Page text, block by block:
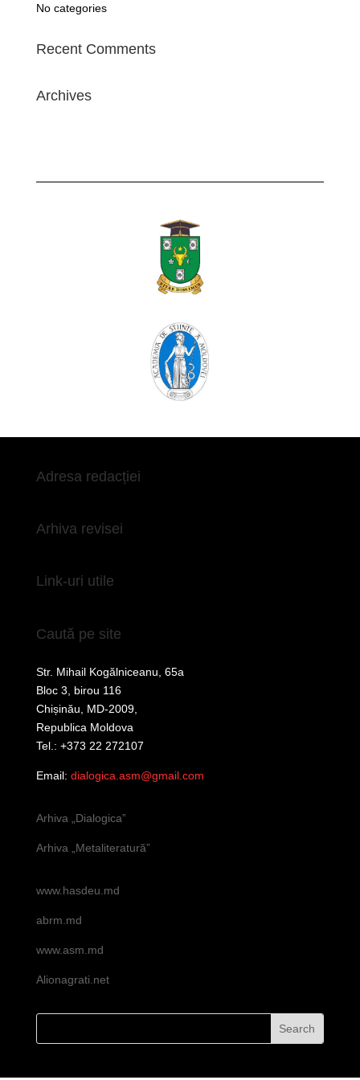
No categories
Recent Comments
Archives
Adresa redacției
Arhiva revisei
Link-uri utile
Caută pe site
Str. Mihail Kogălniceanu, 65a
Bloc 3, birou 116
Chișinău, MD-2009,
Republica Moldova
Tel.: +373 22 272107
Email: dialogica.asm@gmail.com
Arhiva „Dialogica”
Arhiva „Metaliteratură”
www.hasdeu.md
abrm.md
www.asm.md
Alionagrati.net